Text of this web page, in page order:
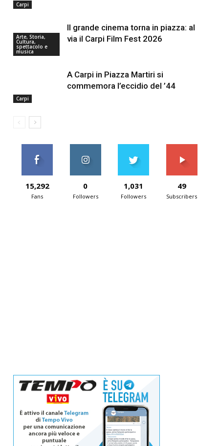
Carpi
Arte, Storia,
Cultura,
spettacolo e
musica
Il grande cinema torna in piazza: al
via il Carpi Film Fest 2026
Carpi
A Carpi in Piazza Martiri si
commemora l’eccidio del ’44
15,292
Fans
0
Followers
1,031
Followers
49
Subscribers